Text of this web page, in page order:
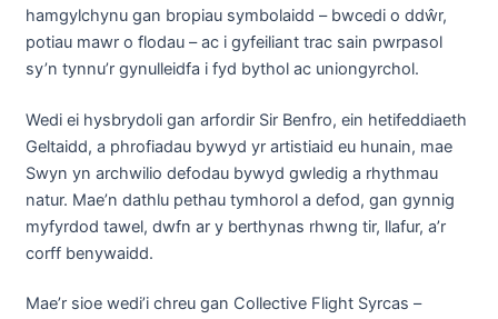
hamgylchynu gan bropiau symbolaidd – bwcedi o ddŵr,
potiau mawr o flodau – ac i gyfeiliant trac sain pwrpasol
sy’n tynnu’r gynulleidfa i fyd bythol ac uniongyrchol.
Wedi ei hysbrydoli gan arfordir Sir Benfro, ein hetifeddiaeth
Geltaidd, a phrofiadau bywyd yr artistiaid eu hunain, mae
Swyn yn archwilio defodau bywyd gwledig a rhythmau
natur. Mae’n dathlu pethau tymhorol a defod, gan gynnig
myfyrdod tawel, dwfn ar y berthynas rhwng tir, llafur, a’r
corff benywaidd.
Mae’r sioe wedi’i chreu gan Collective Flight Syrcas –